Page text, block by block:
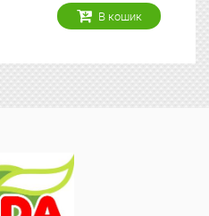
В кошик